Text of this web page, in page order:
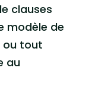
clauses
modèle de
ou tout
au